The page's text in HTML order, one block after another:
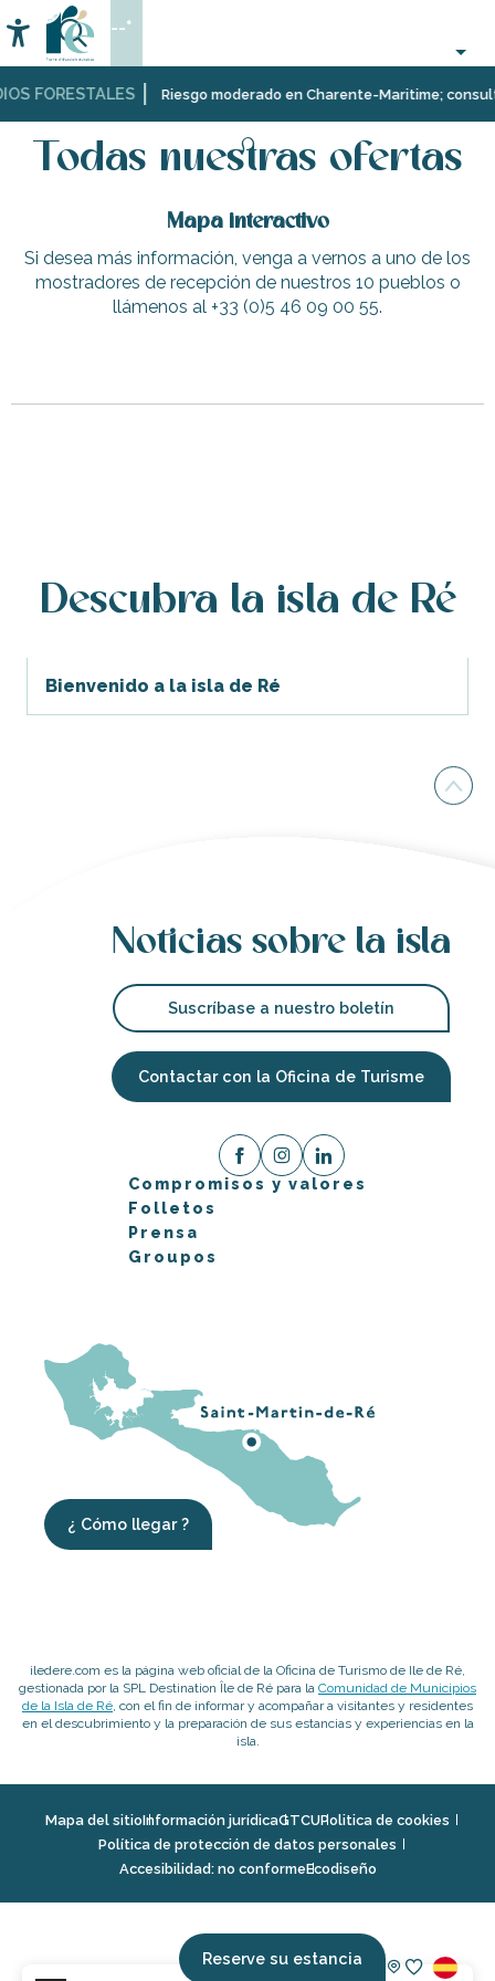
au
contenu
principal
FORESTALES Riesgo moderado en Charente-Maritime;
Accessibilité
Buscar
--°
Reserve su estancia
Página Web Todas nuestras ofertas
Todas nuestras ofertas
Mapa interactivo
Si desea más información, venga a vernos a uno de los
mostradores de recepción de nuestros 10 pueblos o
llámenos al +33 (0)5 46 09 00 55.
L'Abeille de Ré
Parking rue des bois
Descubra la isla de Ré
Bienvenido a la isla de Ré
Noticias sobre la isla
Suscríbase a nuestro boletín
Contactar con la Oficina de Turisme
Compromisos y valores
Folletos
Prensa
Groupos
¿ Cómo llegar ?
iledere.com es la página web oficial de la Oficina de Turismo de Ile de Ré,
gestionada por la SPL Destination Île de Ré para la Comunidad de Municipios
de la Isla de Ré, con el fin de informar y acompañar a visitantes y residentes
en el descubrimiento y la preparación de sus estancias y experiencias en la
isla.
Mapa del sitioInformación jurídicaGTCUPolitica de cookies
Política de protección de datos personales
Accesibilidad: no conformeEcodiseño